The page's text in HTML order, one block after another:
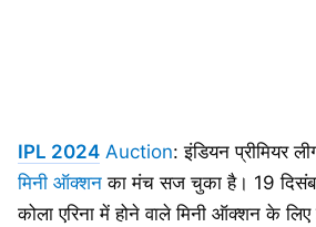
IPL 2024 Auction: इंडियन प्रीमियर
मिनी ऑक्शन का मंच सज चुका है। 19
कोला एरिना में होने वाले मिनी ऑक्शन के